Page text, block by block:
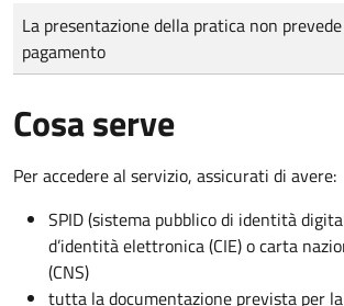
Tipo di pagamento
Importo
La presentazione della pratica non
pagamento
Cosa serve
Per accedere al servizio, assicurati di avere:
SPID (sistema pubblico di identità
d’identità elettronica (CIE) o carta
(CNS)
tutta la documentazione prevista per